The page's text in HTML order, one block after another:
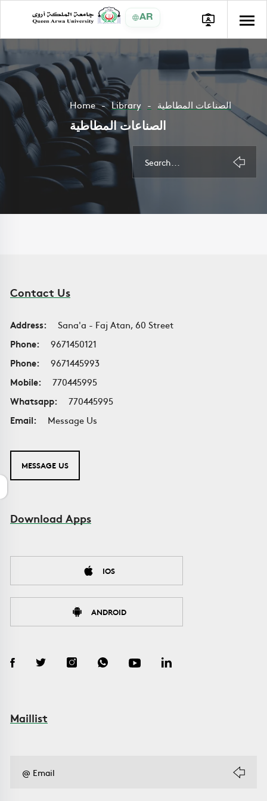
AR
Home Library الصناعات المطاطية
الصناعات المطاطية
Contact Us
Address:
Sana'a - Faj Atan, 60 Street
Phone:
9671450121
Phone:
9671445993
Mobile:
770445995
Whatsapp:
770445995
Email:
Message Us
MESSAGE US
Download Apps
IOS
ANDROID
Maillist